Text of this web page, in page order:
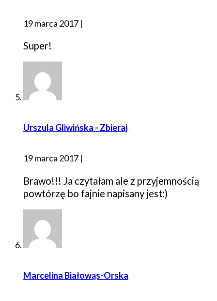
19 marca 2017 |
Super!
Urszula Gliwińska - Zbieraj
19 marca 2017 |
Brawo!!! Ja czytałam ale z przyjemnością
powtórzę bo fajnie napisany jest:)
Marcelina Białowąs-Orska